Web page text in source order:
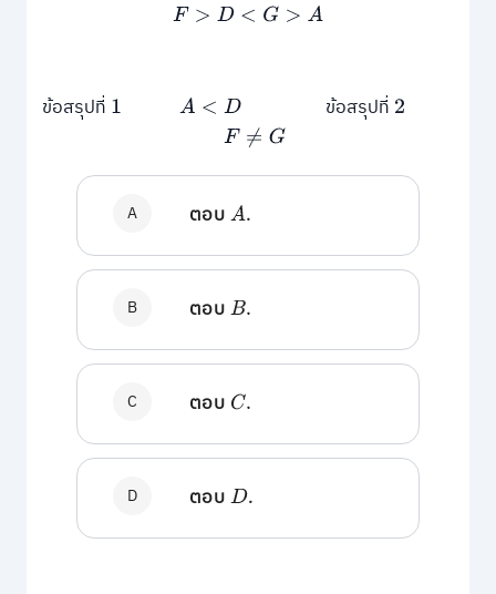
F> D< G> A
ข้อสรุปที่ 1 A< D ข้อสรุปที่ 2
F≠ G
A ตอบA.
B ตอบB.
C ตอบ C.
D ตอบD.